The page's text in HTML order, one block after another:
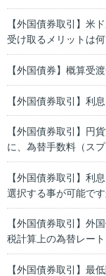
【外国債券取引】米
受け取るメリットは
【外国債券】概算受
【外国債券取引】利
【外国債券取引】円
に、為替手数料（ス
【外国債券取引】利
選択する事が可能です
【外国債券取引】外
税計算上の為替レー
【外国債券取引】最